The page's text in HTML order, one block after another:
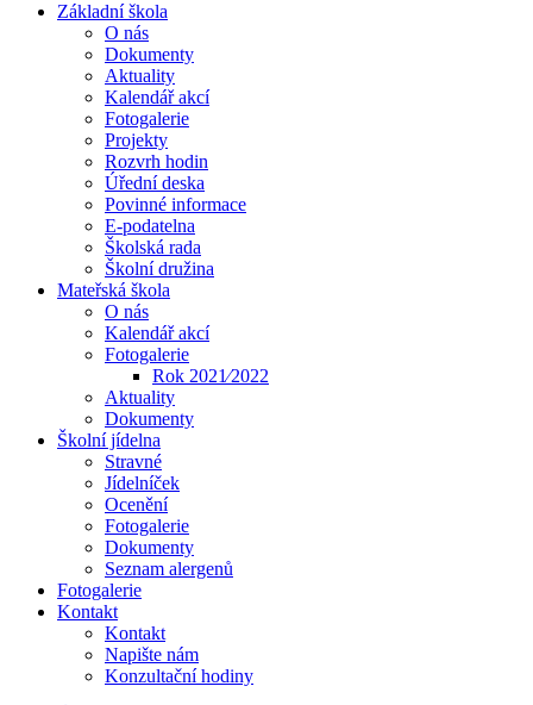
Základní škola
O nás
Dokumenty
Aktuality
Kalendář akcí
Fotogalerie
Projekty
Rozvrh hodin
Úřední deska
Povinné informace
E-podatelna
Školská rada
Školní družina
Mateřská škola
O nás
Kalendář akcí
Fotogalerie
Rok 2021⁄2022
Aktuality
Dokumenty
Školní jídelna
Stravné
Jídelníček
Ocenění
Fotogalerie
Dokumenty
Seznam alergenů
Fotogalerie
Kontakt
Kontakt
Napište nám
Konzultační hodiny